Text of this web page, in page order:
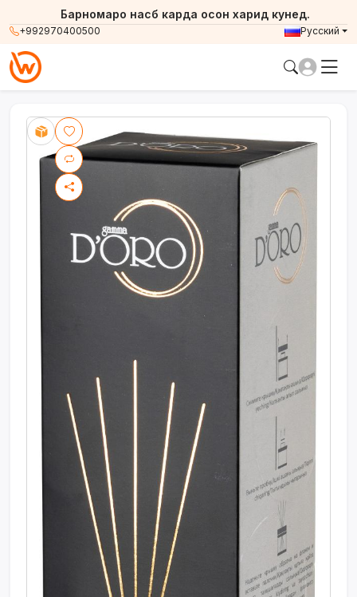
+992970400500
Барномаро насб карда осон харид кунед.
Русский